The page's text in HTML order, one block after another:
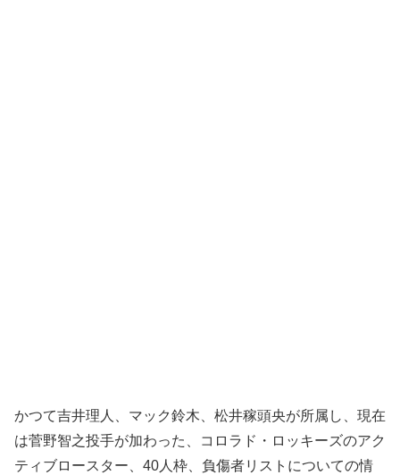
かつて吉井理人、マック鈴木、松井稼頭央が所属し、現在
は菅野智之投手が加わった、コロラド・ロッキーズのアク
ティブロースター、40人枠、負傷者リストについての情